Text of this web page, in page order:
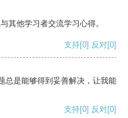
其他学习者交流学习心得。
支持[0] 反对[0]
总是能够得到妥善解决，让我能
支持[0] 反对[0]